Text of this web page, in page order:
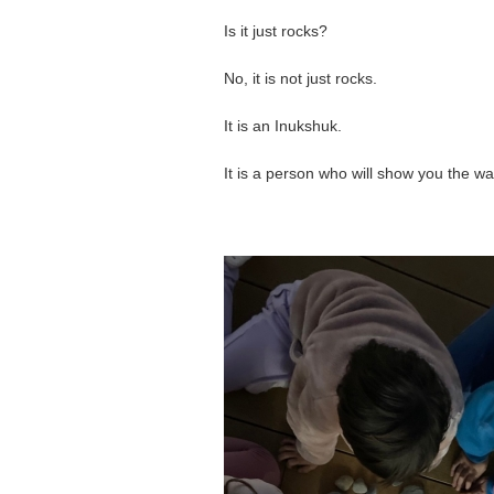
Is it just rocks?
No, it is not just rocks.
It is an Inukshuk.
It is a person who will show you the